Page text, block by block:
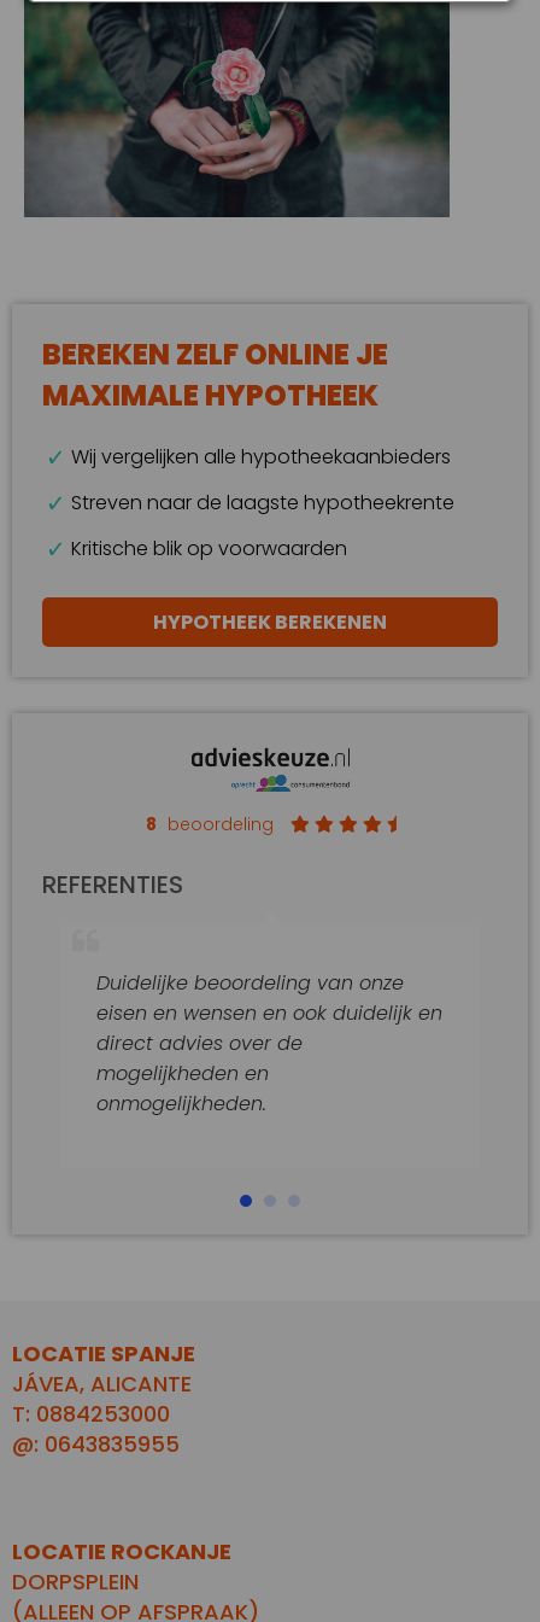
BEREKEN ZELF ONLINE JE
MAXIMALE HYPOTHEEK
Wij vergelijken alle hypotheekaanbieders
Streven naar de laagste hypotheekrente
Kritische blik op voorwaarden
HYPOTHEEK BEREKENEN
8 beoordeling
REFERENTIES
Duidelijke beoordeling van onze
eisen en wensen en ook duidelijk en
direct advies over de
mogelijkheden en
onmogelijkheden.
LOCATIE SPANJE
JÁVEA, ALICANTE
T: 0884253000
@: 0643835955
LOCATIE ROCKANJE
DORPSPLEIN
(ALLEEN OP AFSPRAAK)